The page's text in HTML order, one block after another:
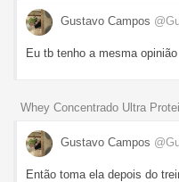
Gustavo Campos
Eu tb tenho a mesma opinião
Whey Concentrado Ultra
Gustavo Campos
Então toma ela depois do